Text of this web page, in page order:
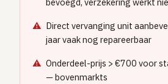
Direct vervanging unit
jaar vaak nog repareerbaar
Onderdeel-prijs > €700 voor
— bovenmarkts